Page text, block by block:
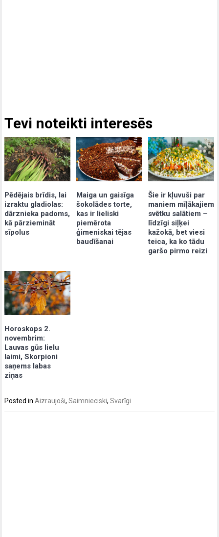
Tevi noteikti interesēs
Pēdējais brīdis, lai
izraktu gladiolas:
dārznieka padoms,
kā pārziemināt
sīpolus
Maiga un gaisīga
šokolādes torte,
kas ir lieliski
piemērota
ģimeniskai tējas
baudīšanai
Šie ir kļuvuši par
maniem mīļākajiem
svētku salātiem –
līdzīgi siļķei
kažokā, bet viesi
teica, ka ko tādu
garšo pirmo reizi
Horoskops 2.
novembrim:
Lauvas gūs lielu
laimi, Skorpioni
saņems labas
ziņas
Posted inAizraujoši,Saimnieciski,Svarīgi